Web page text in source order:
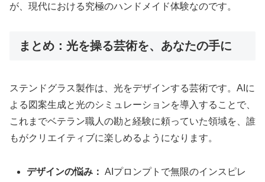
が、現代における究極のハンドメイド体験なのです。
まとめ：光を操る芸術を、あなたの手に
ステンドグラス製作は、光をデザインする芸術です。AIに
よる図案生成と光のシミュレーションを導入することで、
これまでベテラン職人の勘と経験に頼っていた領域を、誰
もがクリエイティブに楽しめるようになります。
デザインの悩み： AIプロンプトで無限のインスピレ